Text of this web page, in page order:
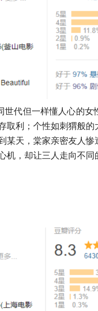
世代但一样懂人心的女
利；个性如刺猬般的
天，棠家亲密友人惨
，却让三人走向不同